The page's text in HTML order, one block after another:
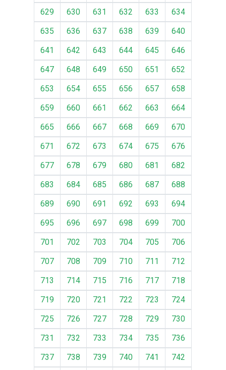
629
630 631 632 633
634
635
636 637 638 639
640
641
642 643 644 645
646
647
648 649 650 651
652
653
654 655 656 657
658
659
660 661 662 663
664
665
666 667 668 669
670
671
672 673 674 675
676
677
678 679 680 681
682
683
684 685 686 687
688
689
690 691 692 693
694
695
696 697 698 699
700
701
702 703 704 705
706
707
708 709 710 711
712
713
714 715 716 717
718
719
720 721 722 723
724
725
726 727 728 729
730
731
732 733 734 735
736
737
738 739 740 741
742